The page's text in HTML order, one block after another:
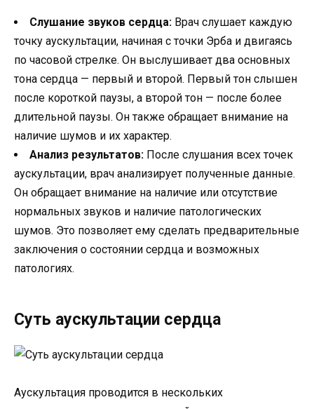
Слушание звуков сердца: Врач слушает каждую
точку аускультации, начиная с точки Эрба и двигаясь
по часовой стрелке. Он выслушивает два основных
тона сердца — первый и второй. Первый тон слышен
после короткой паузы, а второй тон — после более
длительной паузы. Он также обращает внимание на
наличие шумов и их характер.
Анализ результатов: После слушания всех точек
аускультации, врач анализирует полученные данные.
Он обращает внимание на наличие или отсутствие
нормальных звуков и наличие патологических
шумов. Это позволяет ему сделать предварительные
заключения о состоянии сердца и возможных
патологиях.
Суть аускультации сердца
Аускультация проводится в нескольких